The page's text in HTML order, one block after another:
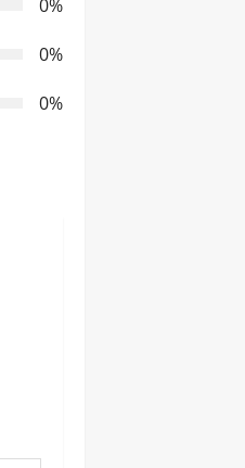
0%
0%
0%